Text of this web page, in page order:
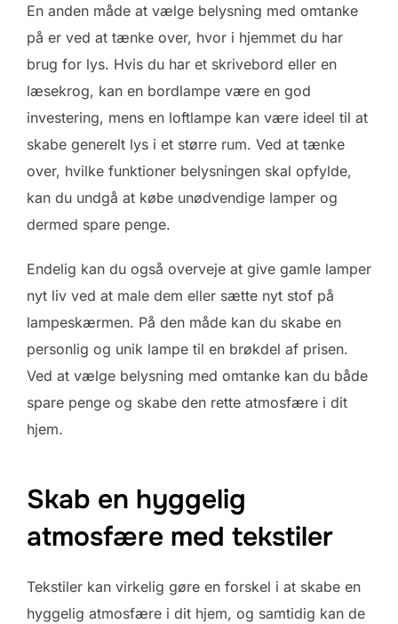
En anden måde at vælge belysning med omtanke
på er ved at tænke over, hvor i hjemmet du har
brug for lys. Hvis du har et skrivebord eller en
læsekrog, kan en bordlampe være en god
investering, mens en loftlampe kan være ideel til at
skabe generelt lys i et større rum. Ved at tænke
over, hvilke funktioner belysningen skal opfylde,
kan du undgå at købe unødvendige lamper og
dermed spare penge.
Endelig kan du også overveje at give gamle lamper
nyt liv ved at male dem eller sætte nyt stof på
lampeskærmen. På den måde kan du skabe en
personlig og unik lampe til en brøkdel af prisen.
Ved at vælge belysning med omtanke kan du både
spare penge og skabe den rette atmosfære i dit
hjem.
Skab en hyggelig
atmosfære med tekstiler
Tekstiler kan virkelig gøre en forskel i at skabe en
hyggelig atmosfære i dit hjem, og samtidig kan de